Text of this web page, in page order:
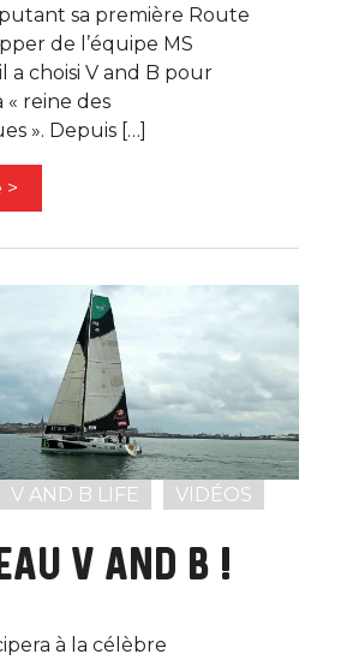
sa première Route
de l’équipe MS
a choisi V and B pour
reine des
». Depuis […]
>
V AND B LIFE VIDÉOS
V AND B !
à la célèbre